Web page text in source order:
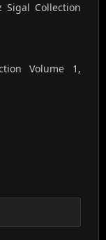
Sigal Collection
Volume 1,